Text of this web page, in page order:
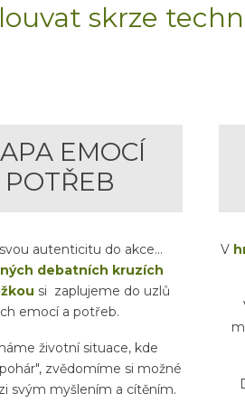
skrze
EMOCÍ
POTŘEB
autenticitu do akce...
debatních kruzích
si zaplujeme do uzlů
emocí a potřeb.
životní situace, kde
zvědomíme si možné
svým myšlením a cítěním.
V